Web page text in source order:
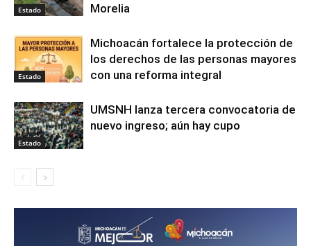
Estado
Morelia
Estado
Michoacán fortalece la protección de
los derechos de las personas mayores
con una reforma integral
Estado
UMSNH lanza tercera convocatoria de
nuevo ingreso; aún hay cupo